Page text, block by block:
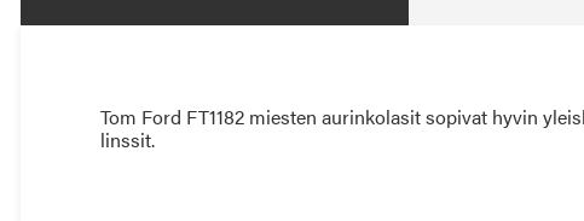
Tom Ford FT1182 miesten aurinkolasit sopivat hyvin
linssit.